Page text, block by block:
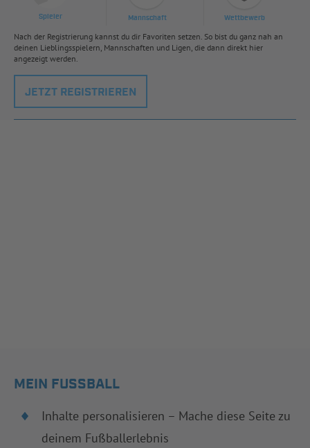
Spieler Mannschaft Wettbewerb
Nach der Registrierung kannst du dir Favoriten setzen. So bist du ganz nah an
deinen Lieblingsspielern, Mannschaften und Ligen, die dann direkt hier
angezeigt werden.
JETZT REGISTRIEREN
MEIN FUSSBALL
Inhalte personalisieren – Mache diese Seite zu
deinem Fußballerlebnis